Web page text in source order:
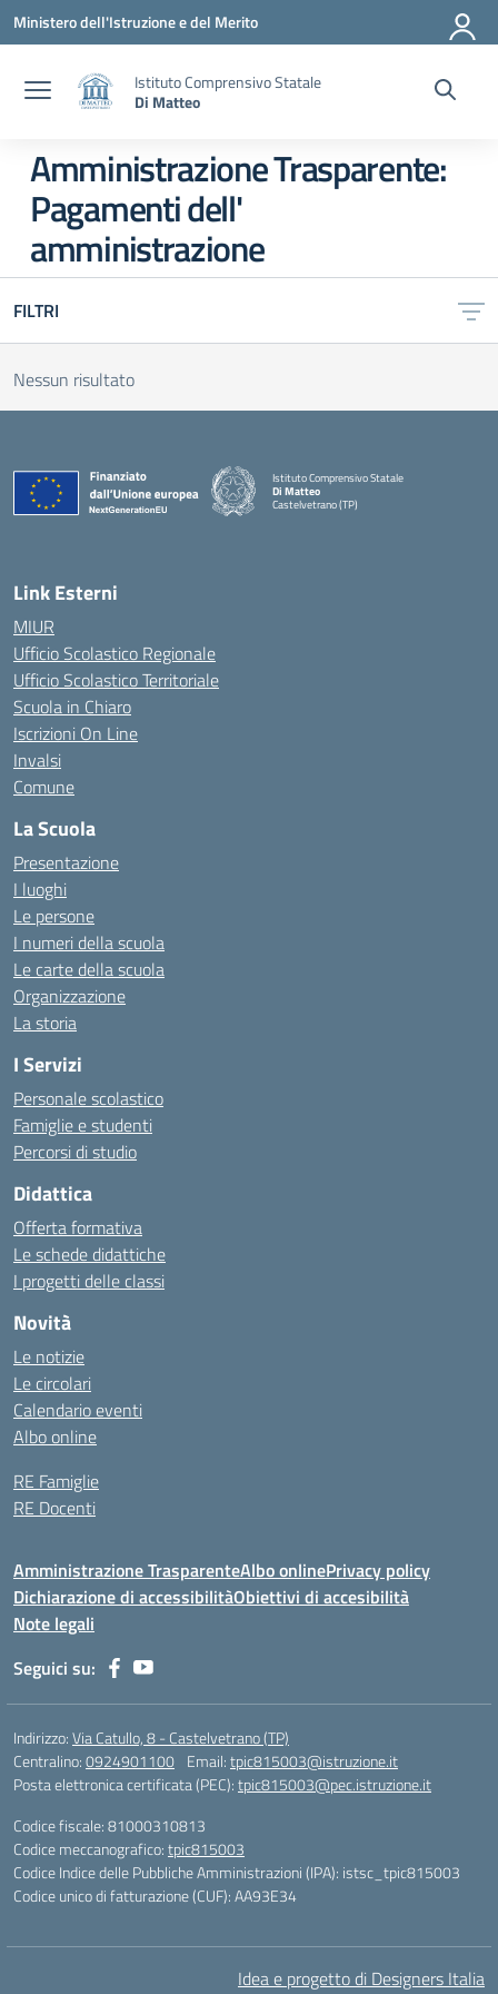
Vai ai contenuti
Vai al menu di navigazione
Vai al footer
Ministero dell'Istruzione e del Merito
Istituto Comprensivo Statale
Di Matteo
Amministrazione Trasparente:
Pagamenti dell'
amministrazione
FILTRI
Nessun risultato
Istituto Comprensivo Statale
Di Matteo
Castelvetrano (TP)
Link Esterni
MIUR
Ufficio Scolastico Regionale
Ufficio Scolastico Territoriale
Scuola in Chiaro
Iscrizioni On Line
Invalsi
Comune
La Scuola
Presentazione
I luoghi
Le persone
I numeri della scuola
Le carte della scuola
Organizzazione
La storia
I Servizi
Personale scolastico
Famiglie e studenti
Percorsi di studio
Didattica
Offerta formativa
Le schede didattiche
I progetti delle classi
Novità
Le notizie
Le circolari
Calendario eventi
Albo online
RE Famiglie
RE Docenti
Amministrazione TrasparenteAlbo onlinePrivacy policy
Dichiarazione di accessibilitàObiettivi di accesibilità
Note legali
Seguici su:
Indirizzo:Via Catullo, 8 - Castelvetrano (TP)
Centralino:0924901100 Email:tpic815003@istruzione.it
Posta elettronica certificata (PEC):tpic815003@pec.istruzione.it
Codice fiscale: 81000310813
Codice meccanografico:tpic815003
Codice Indice delle Pubbliche Amministrazioni (IPA): istsc_tpic815003
Codice unico di fatturazione (CUF): AA93E34
Idea e progetto di Designers Italia